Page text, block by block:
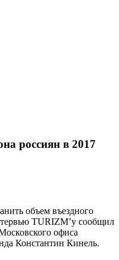
россиян в 2017
объем въездного
TURIZM’у сообщил
офиса
Константин Кинель.